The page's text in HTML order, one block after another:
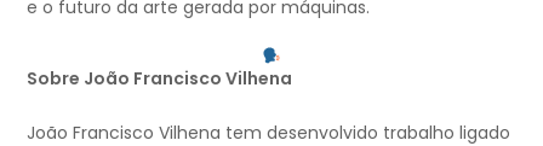
e o futuro da arte gerada por máquinas.
Sobre João Francisco Vilhena
João Francisco Vilhena tem desenvolvido trabalho ligado